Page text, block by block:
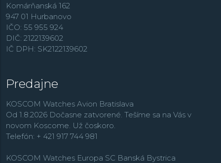
Komárňanská 162
947 01 Hurbanovo
IČO: 55 955 924
DIČ: 2122139602
IČ DPH: SK2122139602
Predajne
KOSCOM Watches Avion Bratislava
Od 1.8.2026 Dočasne zatvorené. Tešíme sa na Vás v
novom Koscome. Už čoskoro.
Telefón: + 421 917 744 981
KOSCOM Watches Europa SC Banská Bystrica